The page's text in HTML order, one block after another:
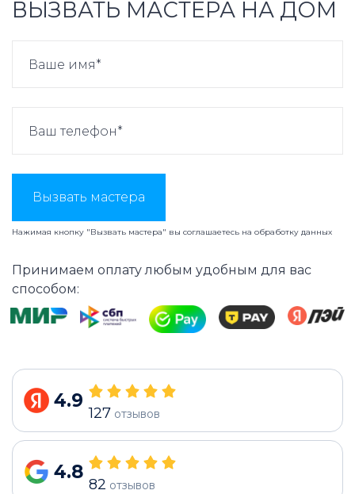
ВЫЗВАТЬ МАСТЕРА НА ДОМ
Вызвать мастера
Нажимая кнопку "Вызвать мастера" вы соглашаетесь на обработку данных
Принимаем оплату любым удобным для вас
способом:
4.9
127 отзывов
4.8
82 отзывов